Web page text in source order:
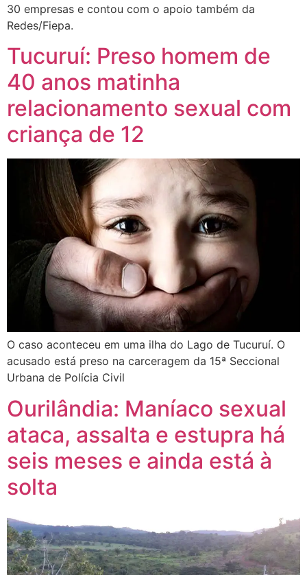
30 empresas e contou com o apoio também da
Redes/Fiepa.
Tucuruí: Preso homem de
40 anos matinha
relacionamento sexual com
criança de 12
O caso aconteceu em uma ilha do Lago de Tucuruí. O
acusado está preso na carceragem da 15ª Seccional
Urbana de Polícia Civil
Ourilândia: Maníaco sexual
ataca, assalta e estupra há
seis meses e ainda está à
solta